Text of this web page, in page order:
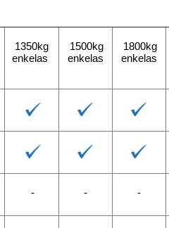
1350kg
enkelas
1500kg
enkelas
1800kg
enkelas
- - -